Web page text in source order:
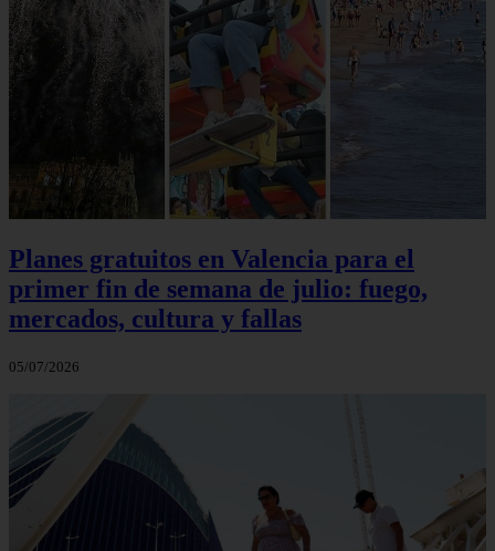
Planes gratuitos en Valencia para el
primer fin de semana de julio: fuego,
mercados, cultura y fallas
05/07/2026